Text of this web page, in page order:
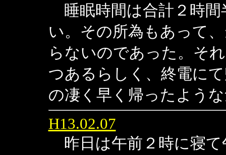
睡眠時間は合計２時間
い。その所為もあって
らないのであった。そ
つあるらしく、終電に
の凄く早く帰ったよう
H13.02.07
昨日は午前２時に寝て